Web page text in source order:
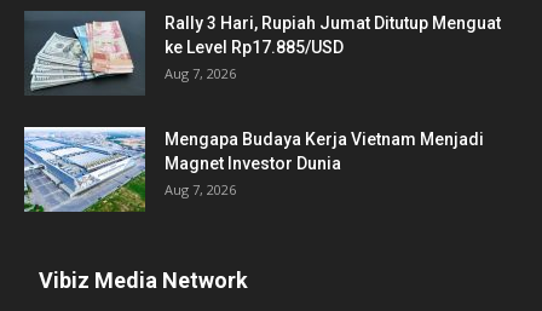
Rally 3 Hari, Rupiah Jumat Ditutup Menguat
ke Level Rp17.885/USD
Aug 7, 2026
Mengapa Budaya Kerja Vietnam Menjadi
Magnet Investor Dunia
Aug 7, 2026
Vibiz Media Network